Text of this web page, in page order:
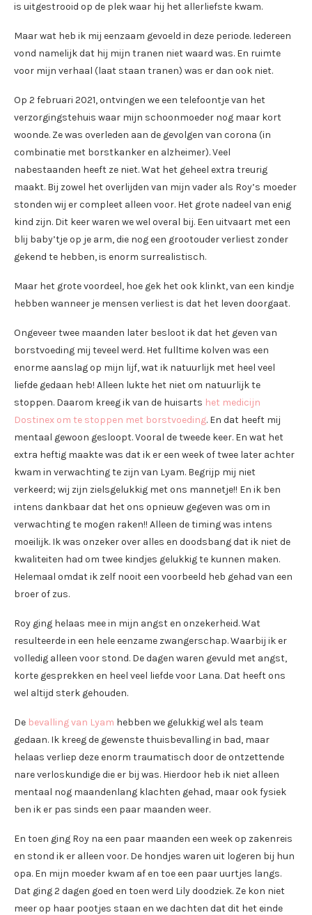
is uitgestrooid op de plek waar hij het allerliefste kwam.
Maar wat heb ik mij eenzaam gevoeld in deze periode. Iedereen
vond namelijk dat hij mijn tranen niet waard was. En ruimte
voor mijn verhaal (laat staan tranen) was er dan ook niet.
Op 2 februari 2021, ontvingen we een telefoontje van het
verzorgingstehuis waar mijn schoonmoeder nog maar kort
woonde. Ze was overleden aan de gevolgen van corona (in
combinatie met borstkanker en alzheimer). Veel
nabestaanden heeft ze niet. Wat het geheel extra treurig
maakt. Bij zowel het overlijden van mijn vader als Roy’s moeder
stonden wij er compleet alleen voor. Het grote nadeel van enig
kind zijn. Dit keer waren we wel overal bij. Een uitvaart met een
blij baby’tje op je arm, die nog een grootouder verliest zonder
gekend te hebben, is enorm surrealistisch.
Maar het grote voordeel, hoe gek het ook klinkt, van een kindje
hebben wanneer je mensen verliest is dat het leven doorgaat.
Ongeveer twee maanden later besloot ik dat het geven van
borstvoeding mij teveel werd. Het fulltime kolven was een
enorme aanslag op mijn lijf, wat ik natuurlijk met heel veel
liefde gedaan heb! Alleen lukte het niet om natuurlijk te
stoppen. Daarom kreeg ik van de huisarts het medicijn
Dostinex om te stoppen met borstvoeding. En dat heeft mij
mentaal gewoon gesloopt. Vooral de tweede keer. En wat het
extra heftig maakte was dat ik er een week of twee later achter
kwam in verwachting te zijn van Lyam. Begrijp mij niet
verkeerd; wij zijn zielsgelukkig met ons mannetje!! En ik ben
intens dankbaar dat het ons opnieuw gegeven was om in
verwachting te mogen raken!! Alleen de timing was intens
moeilijk. Ik was onzeker over alles en doodsbang dat ik niet de
kwaliteiten had om twee kindjes gelukkig te kunnen maken.
Helemaal omdat ik zelf nooit een voorbeeld heb gehad van een
broer of zus.
Roy ging helaas mee in mijn angst en onzekerheid. Wat
resulteerde in een hele eenzame zwangerschap. Waarbij ik er
volledig alleen voor stond. De dagen waren gevuld met angst,
korte gesprekken en heel veel liefde voor Lana. Dat heeft ons
wel altijd sterk gehouden.
De bevalling van Lyam hebben we gelukkig wel als team
gedaan. Ik kreeg de gewenste thuisbevalling in bad, maar
helaas verliep deze enorm traumatisch door de ontzettende
nare verloskundige die er bij was. Hierdoor heb ik niet alleen
mentaal nog maandenlang klachten gehad, maar ook fysiek
ben ik er pas sinds een paar maanden weer.
En toen ging Roy na een paar maanden een week op zakenreis
en stond ik er alleen voor. De hondjes waren uit logeren bij hun
opa. En mijn moeder kwam af en toe een paar uurtjes langs.
Dat ging 2 dagen goed en toen werd Lily doodziek. Ze kon niet
meer op haar pootjes staan en we dachten dat dit het einde